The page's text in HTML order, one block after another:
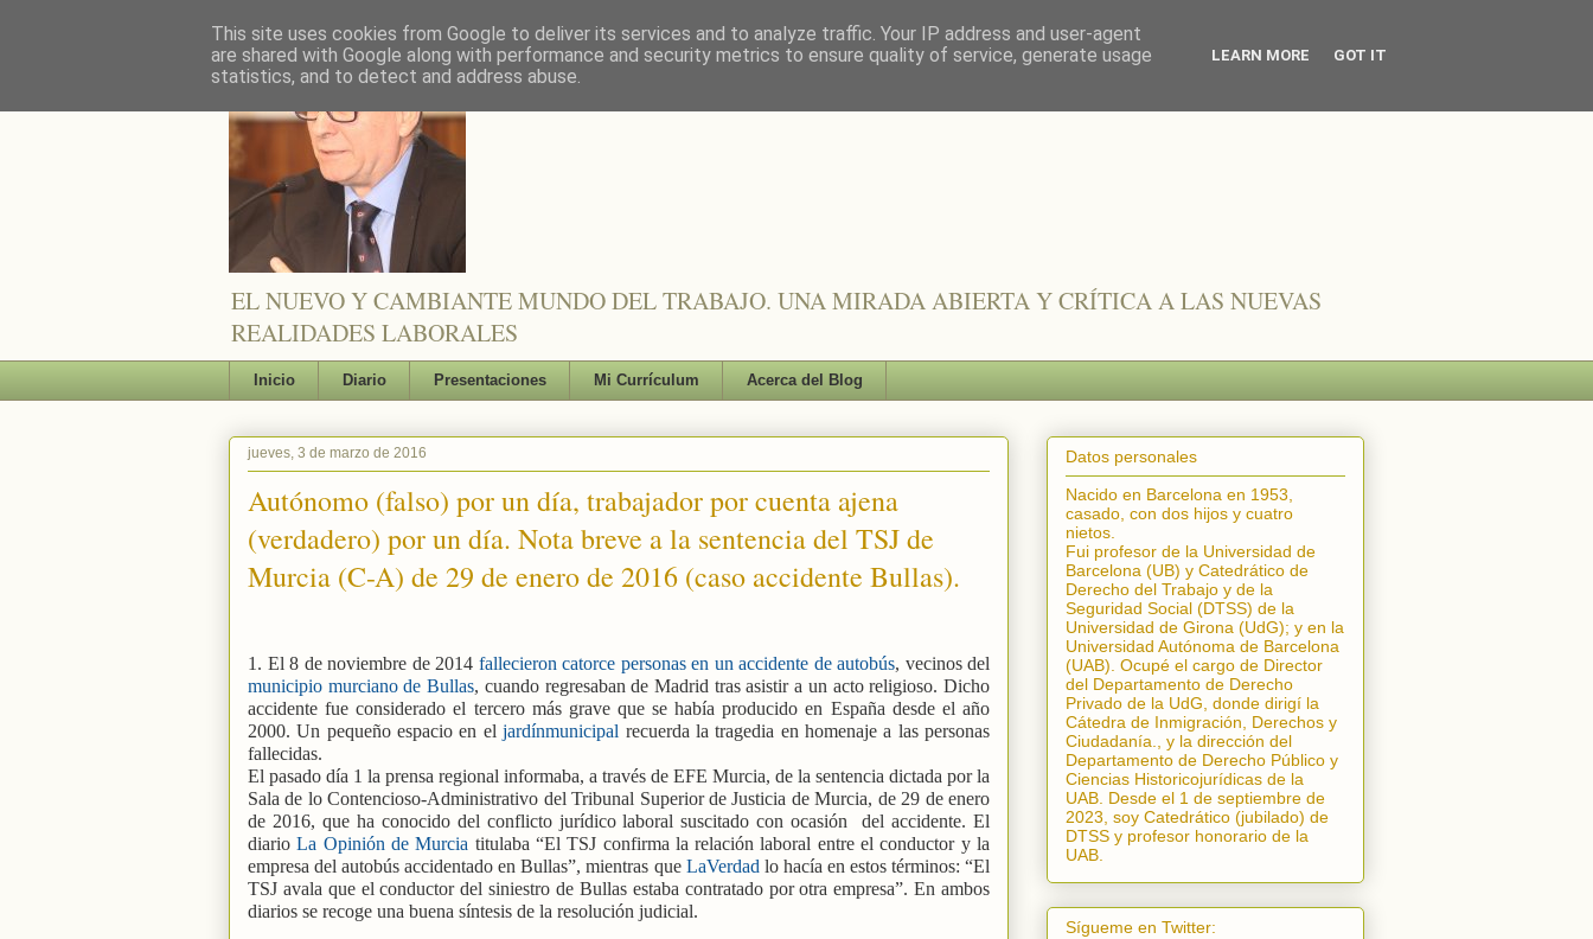
EL NUEVO Y CAMBIANTE MUNDO DEL TRABAJO. UNA MIRADA ABIERTA Y CRÍTICA A LAS NUEVAS
REALIDADES LABORALES
Inicio Diario Presentaciones Mi Currículum Acerca del Blog
jueves, 3 de marzo de 2016
Autónomo (falso) por un día, trabajador por cuenta ajena
(verdadero) por un día. Nota breve a la sentencia del TSJ de
Murcia (C-A) de 29 de enero de 2016 (caso accidente Bullas).
1. El 8 de noviembre de 2014 fallecieron catorce personas en un accidente de autobús, vecinos del
municipio murciano de Bullas, cuando regresaban de Madrid tras asistir a un acto religioso. Dicho
accidente fue considerado el tercero más grave que se había producido en España desde el año
2000. Un pequeño espacio en el jardínmunicipal recuerda la tragedia en homenaje a las personas
fallecidas.
El pasado día 1 la prensa regional informaba, a través de EFE Murcia, de la sentencia dictada por la
Sala de lo Contencioso-Administrativo del Tribunal Superior de Justicia de Murcia, de 29 de enero
de 2016, que ha conocido del conflicto jurídico laboral suscitado con ocasión
del accidente. El
diarioLa Opinión de Murcia titulaba “El TSJ confirma la relación laboral entre el conductor y la
empresa del autobús accidentado en Bullas”, mientras que LaVerdad lo hacía en estos términos: “El
TSJ avala que el conductor del siniestro de Bullas estaba contratado por otra empresa”. En ambos
diarios se recoge una buena síntesis de la resolución judicial.
Datos personales
Nacido en Barcelona en 1953,
casado, con dos hijos y cuatro
nietos.
Fui profesor de la Universidad de
Barcelona (UB) y Catedrático de
Derecho del Trabajo y de la
Seguridad Social (DTSS) de la
Universidad de Girona (UdG); y en la
Universidad Autónoma de Barcelona
(UAB). Ocupé el cargo de Director
del Departamento de Derecho
Privado de la UdG, donde dirigí la
Cátedra de Inmigración, Derechos y
Ciudadanía.
, y la dirección del
Departamento de Derecho Público y
Ciencias Historicojurídicas de la
UAB. Desde el 1 de septiembre de
2023, soy Catedrático (jubilado) de
DTSS y profesor honorario de la
UAB.
Sígueme en Twitter:
This site uses cookies from Google to deliver its services and to analyze traffic. Your IP address and user-agent
are shared with Google along with performance and security metrics to ensure quality of service, generate usage
statistics, and to detect and address abuse.
LEARN MORE GOT IT